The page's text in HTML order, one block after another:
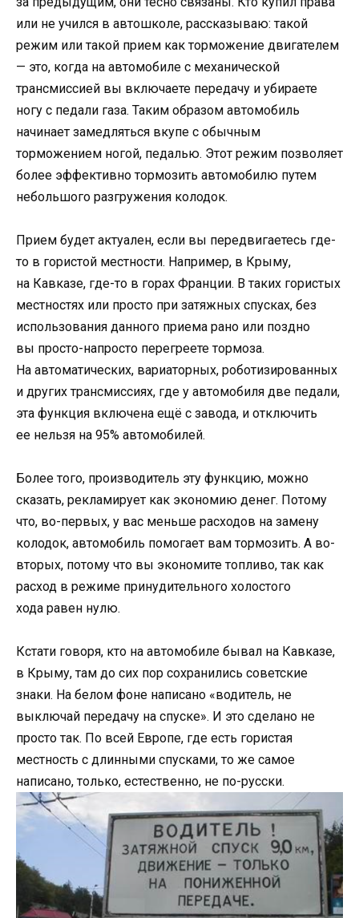
или не учился в автошколе, рассказываю: такой
режим или такой прием как торможение двигателем
— это, когда на автомобиле с механической
трансмиссией вы включаете передачу и убираете
ногу с педали газа. Таким образом автомобиль
начинает замедляться вкупе с обычным
торможением ногой, педалью. Этот режим позволяет
более эффективно тормозить автомобилю путем
небольшого разгружения колодок.
Прием будет актуален, если вы передвигаетесь где-
то в гористой местности. Например, в Крыму,
на Кавказе, где-то в горах Франции. В таких гористых
местностях или просто при затяжных спусках, без
использования данного приема рано или поздно
вы просто-напросто перегреете тормоза.
На автоматических, вариаторных, роботизированных
и других трансмиссиях, где у автомобиля две педали,
эта функция включена ещё с завода, и отключить
ее нельзя на 95% автомобилей.
Более того, производитель эту функцию, можно
сказать, рекламирует как экономию денег. Потому
что, во-первых, у вас меньше расходов на замену
колодок, автомобиль помогает вам тормозить. А во-
вторых, потому что вы экономите топливо, так как
расход в режиме принудительного холостого
хода равен нулю.
Кстати говоря, кто на автомобиле бывал на Кавказе,
в Крыму, там до сих пор сохранились советские
знаки. На белом фоне написано «водитель, не
выключай передачу на спуске». И это сделано не
просто так. По всей Европе, где есть гористая
местность с длинными спусками, то же самое
написано, только, естественно, не по-русски.